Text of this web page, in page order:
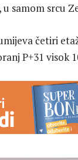
samom srcu
četiri
P+31 visok